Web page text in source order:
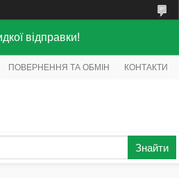
відправки!
ПОВЕРНЕННЯ ТА ОБМІН КОНТАКТИ
Знайти